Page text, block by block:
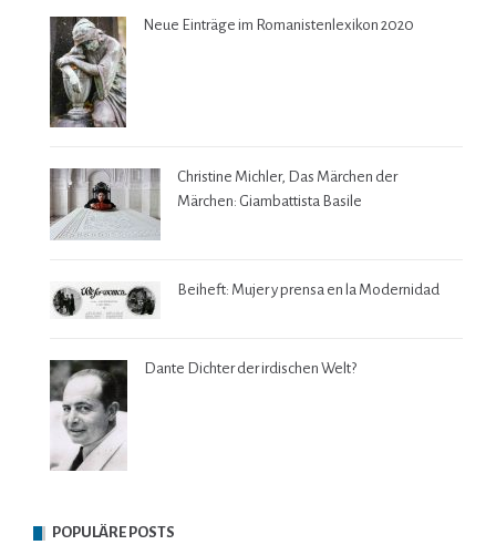
Neue Einträge im Romanistenlexikon 2020
Christine Michler, Das Märchen der
Märchen: Giambattista Basile
Beiheft: Mujer y prensa en la Modernidad
Dante Dichter der irdischen Welt?
POPULÄRE POSTS